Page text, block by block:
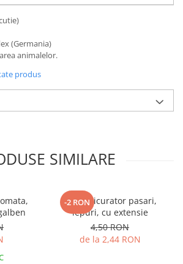
(Germania)
animalelor.
produs
SIMILARE
-2 RON
Niplu picurator pasari,
iepuri, cu extensie
4,50 RON
de la 2,44 RON